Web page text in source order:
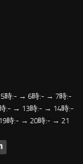
時:- → 6時:- → 7時:-
:- → 13時:- → 14時:-
時:- → 20時:- → 21